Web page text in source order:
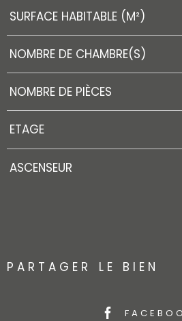
SURFACE HABITABLE (M²)
NOMBRE DE CHAMBRE(S)
NOMBRE DE PIÈCES
ETAGE
ASCENSEUR
PARTAGER LE BIEN